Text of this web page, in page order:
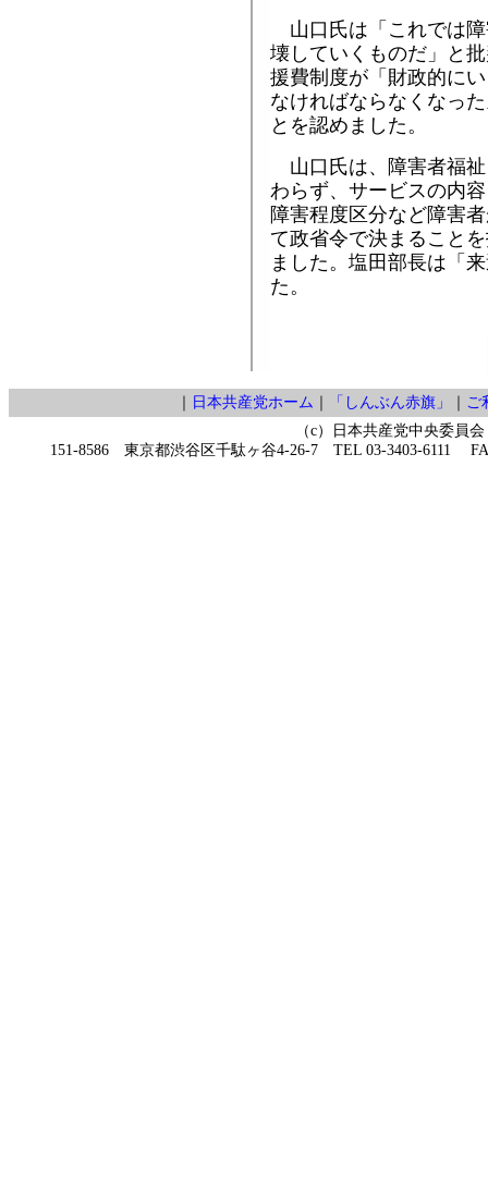
山口氏は「これでは
壊していくものだ」と
援費制度が「財政的に
なければならなくなっ
とを認めました。
山口氏は、障害者福
わらず、サービスの内
障害程度区分など障害
て政省令で決まること
ました。塩田部長は「
た。
日本共産党ホーム 「しんぶん赤旗」
ご
（c）日本共産党中央委員会
151-8586 東京都渋谷区千駄ヶ谷4-26-7 TEL 03-3403-6111